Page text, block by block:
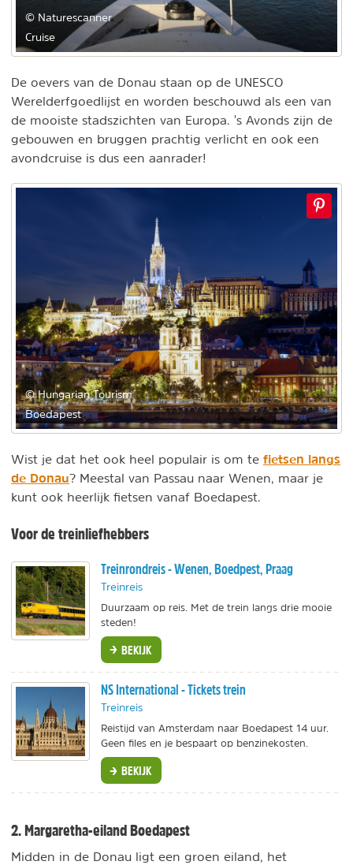
© Naturescanner
Cruise
De oevers van de Donau staan op de UNESCO
Werelderfgoedlijst en worden beschouwd als een van
de mooiste stadszichten van Europa. 's Avonds zijn de
gebouwen en bruggen prachtig verlicht en ook een
avondcruise is dus een aanrader!
© Hungarian Tourism
Boedapest
Wist je dat het ook heel populair is om te fietsen langs
de Donau? Meestal van Passau naar Wenen, maar je
kunt ook heerlijk fietsen vanaf Boedapest.
Voor de treinliefhebbers
Treinrondreis - Wenen, Boedpest, Praag
Treinreis
Duurzaam op reis. Met de trein langs drie mooie
steden!
BEKIJK
NS International - Tickets trein
Treinreis
Reistijd van Amsterdam naar Boedapest 14 uur.
Geen files en je bespaart op benzinekosten.
BEKIJK
2. Margaretha-eiland Boedapest
Midden in de Donau ligt een groen eiland, het